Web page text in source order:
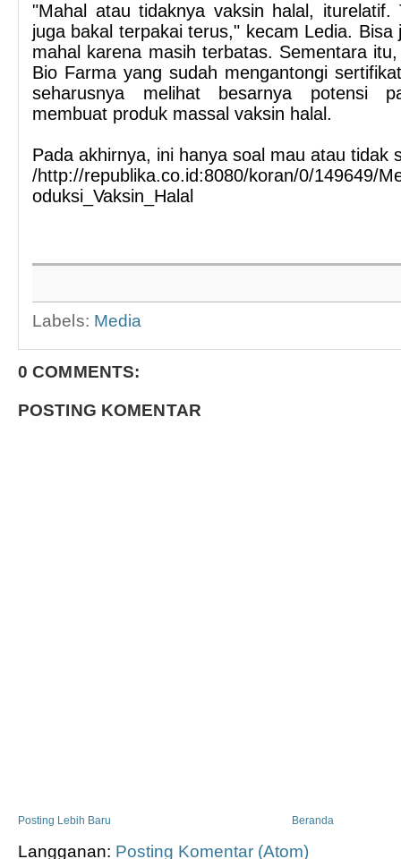
"Mahal atau tidaknya vaksin halal, iturelatif.
juga bakal terpakai terus," kecam Ledia. Bisa
mahal karena masih terbatas. Sementara
Bio Farma yang sudah mengantongi
seharusnya melihat besarnya potensi
membuat produk massal vaksin halal.
Pada akhirnya, ini hanya soal mau atau tidak
/http://republika.co.id:8080/koran/0/149649/
oduksi_Vaksin_Halal
Labels: Media
0 COMMENTS:
POSTING KOMENTAR
Posting Lebih Baru Beranda
Langganan: Posting Komentar (Atom)